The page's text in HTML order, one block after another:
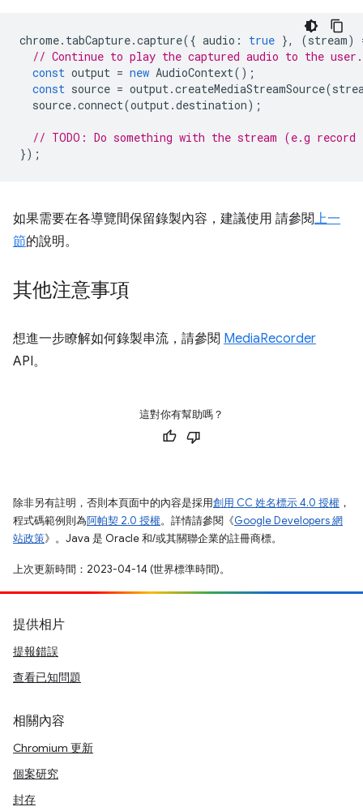
chrome. tabCapture.capture({ audio : true }, (stream)
// Continue to play the captured audio to the user.
const output = new AudioContext();
const source = output .createMediaStreamSource(
source.connect(output .destination);
// TODO: Do something with the stream (e.g
});
如果需要在各導覽間保留錄製內容，建議使用 請參閱上一
節的說明。
其他注意事項
想進一步瞭解如何錄製串流，請參閱 MediaRecorder
API。
這對你有幫助嗎？
除非另有註明，否則本頁面中的內容是採用創用 CC 姓名標示 4.0 授權 ，
程式碼範例則為阿帕契 2.0 授權。詳情請參閱《Google Developers 網
站政策》。Java 是 Oracle 和/或其關聯企業的註冊商標。
上次更新時間：2023-04-14 (世界標準時間)。
提供相片
提報錯誤
查看已知問題
相關內容
Chromium 更新
個案研究
封存